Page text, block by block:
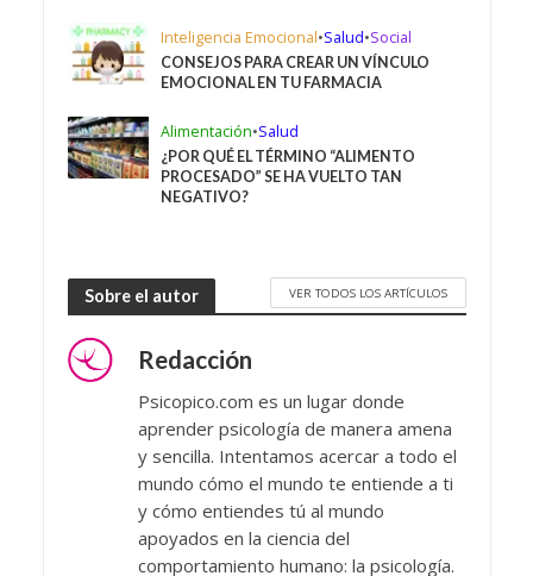
Inteligencia Emocional•Salud•Social
CONSEJOS PARA CREAR UN VÍNCULO
EMOCIONAL EN TU FARMACIA
Alimentación•Salud
¿POR QUÉ EL TÉRMINO “ALIMENTO
PROCESADO” SE HA VUELTO TAN
NEGATIVO?
Sobre el autor VER TODOS LOS ARTÍCULOS
Redacción
Psicopico.com es un lugar donde
aprender psicología de manera amena
y sencilla. Intentamos acercar a todo el
mundo cómo el mundo te entiende a ti
y cómo entiendes tú al mundo
apoyados en la ciencia del
comportamiento humano: la psicología.